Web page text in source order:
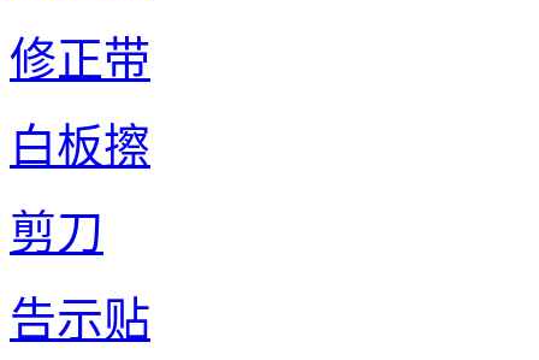
修正带
白板擦
剪刀
告示贴